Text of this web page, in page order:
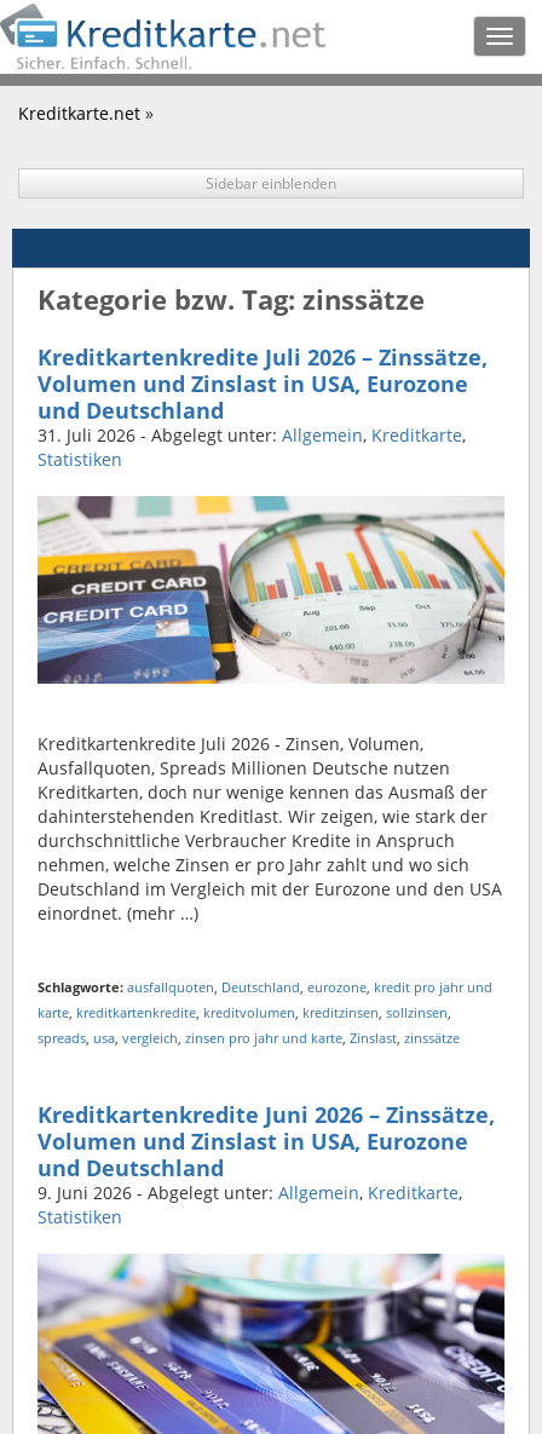
Kreditkarte.net »
Sidebar einblenden
Kategorie bzw. Tag: zinssätze
Kreditkartenkredite Juli 2026 – Zinssätze,
Volumen und Zinslast in USA, Eurozone
und Deutschland
31. Juli 2026 - Abgelegt unter: Allgemein, Kreditkarte,
Statistiken
Kreditkartenkredite Juli 2026 - Zinsen, Volumen,
Ausfallquoten, Spreads Millionen Deutsche nutzen
Kreditkarten, doch nur wenige kennen das Ausmaß der
dahinterstehenden Kreditlast. Wir zeigen, wie stark der
durchschnittliche Verbraucher Kredite in Anspruch
nehmen, welche Zinsen er pro Jahr zahlt und wo sich
Deutschland im Vergleich mit der Eurozone und den USA
einordnet. (mehr …)
Schlagworte: ausfallquoten Deutschland eurozone kredit pro jahr und
karte kreditkartenkredite kreditvolumen kreditzinsen sollzinsen
spreads usa vergleich zinsen pro jahr und karte Zinslast zinssätze
Kreditkartenkredite Juni 2026 – Zinssätze,
Volumen und Zinslast in USA, Eurozone
und Deutschland
9. Juni 2026 - Abgelegt unter: Allgemein, Kreditkarte,
Statistiken